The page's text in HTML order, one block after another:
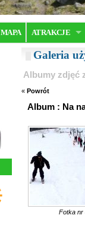
MAPA ATRAKCJE
Galeria
Albumy zdjęć
« Powrót
Album : Na
Fotka nr